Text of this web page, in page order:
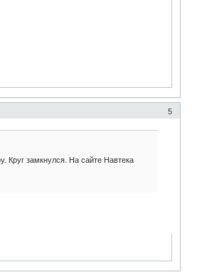
5
Круг замкнулся. На сайте Навтека